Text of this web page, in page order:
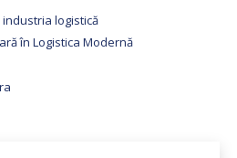
logistică
în Logistica Modernă